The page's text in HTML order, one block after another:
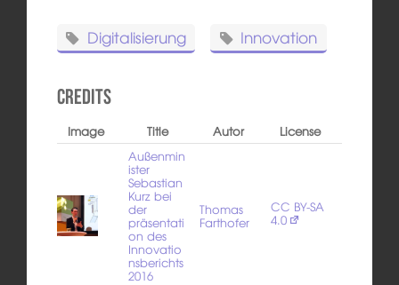
Digitalisierung Innovation
Credits
Image Title Autor
License
Außenmin
ister
Sebastian
Kurz bei
der
präsentati
on des
Innovatio
nsberichts
2016
Thomas
Farthofer
CC BY-SA
4.0